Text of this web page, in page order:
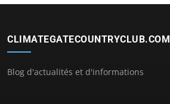
CLIMATEGATECOUNTRYCLUB.COM
Blog d'actualités et d'informations